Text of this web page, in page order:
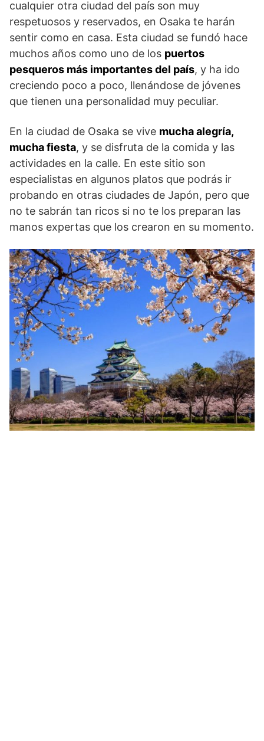
cualquier otra ciudad del país son muy
respetuosos y reservados, en Osaka te harán
sentir como en casa. Esta ciudad se fundó hace
muchos años como uno de los puertos
pesqueros más importantes del país, y ha ido
creciendo poco a poco, llenándose de jóvenes
que tienen una personalidad muy peculiar.
En la ciudad de Osaka se vive mucha alegría,
mucha fiesta, y se disfruta de la comida y las
actividades en la calle. En este sitio son
especialistas en algunos platos que podrás ir
probando en otras ciudades de Japón, pero que
no te sabrán tan ricos si no te los preparan las
manos expertas que los crearon en su momento.